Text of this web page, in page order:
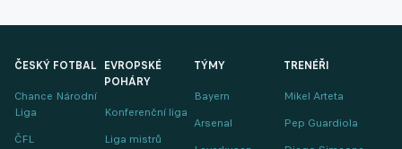
ČESKÝ FOTBAL
Chance Národní
Liga
ČFL
EVROPSKÉ
POHÁRY
Konferenční liga
Liga mistrů
TÝMY
Bayern
Arsenal
TRENÉŘI
Mikel Arteta
Pep Guardiola